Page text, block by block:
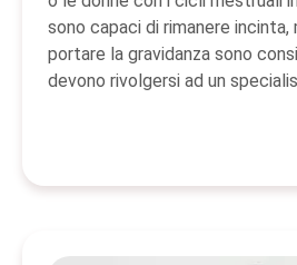
sono capaci di rimanere incinta,
portare la gravidanza sono
devono rivolgersi ad un